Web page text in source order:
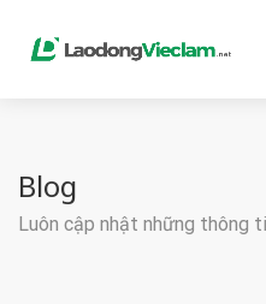
Blog
Luôn cập nhật những thông